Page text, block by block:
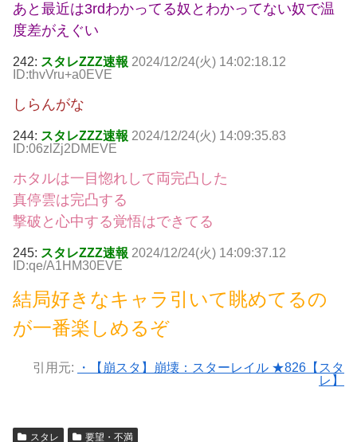
あと最近は3rdわかってる奴とわかってない奴で温
度差がえぐい
242: スタレZZZ速報 2024/12/24(火) 14:02:18.12
ID:thvVru+a0EVE
しらんがな
244: スタレZZZ速報 2024/12/24(火) 14:09:35.83
ID:06zlZj2DMEVE
ホタルは一目惚れして両完凸した
真停雲は完凸する
撃破と心中する覚悟はできてる
245: スタレZZZ速報 2024/12/24(火) 14:09:37.12
ID:qe/A1HM30EVE
結局好きなキャラ引いて眺めてるの
が一番楽しめるぞ
引用元:
・【崩スタ】崩壊：スターレイル ★826【スタ
レ】
スタレ 要望・不満